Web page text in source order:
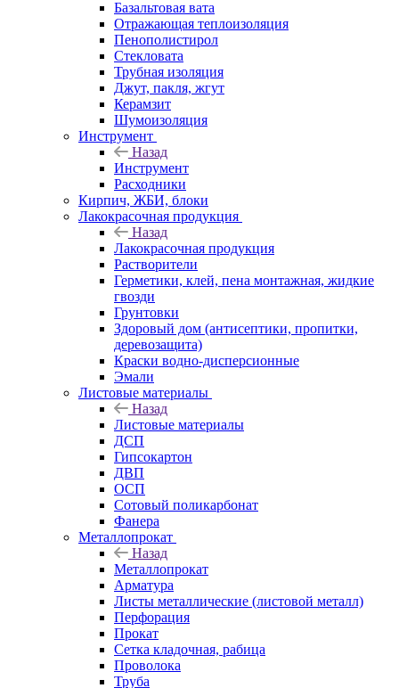
Базальтовая вата
Отражающая теплоизоляция
Пенополистирол
Стекловата
Трубная изоляция
Джут, пакля, жгут
Керамзит
Шумоизоляция
Инструмент
Назад
Инструмент
Расходники
Кирпич, ЖБИ, блоки
Лакокрасочная продукция
Назад
Лакокрасочная продукция
Растворители
Герметики, клей, пена монтажная, жидкие
гвозди
Грунтовки
Здоровый дом (антисептики, пропитки,
деревозащита)
Краски водно-дисперсионные
Эмали
Листовые материалы
Назад
Листовые материалы
ДСП
Гипсокартон
ДВП
ОСП
Сотовый поликарбонат
Фанера
Металлопрокат
Назад
Металлопрокат
Арматура
Листы металлические (листовой металл)
Перфорация
Прокат
Сетка кладочная, рабица
Проволока
Труба